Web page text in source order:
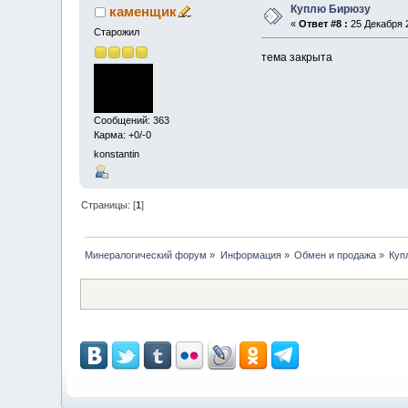
каменщик
Старожил
Сообщений: 363
Карма: +0/-0
konstantin
Куплю Бирюзу
«Ответ #8 : 25 Декабря
тема закрыта
Страницы: [1]
Минералогический форум » Информация» Обмен и продажа »